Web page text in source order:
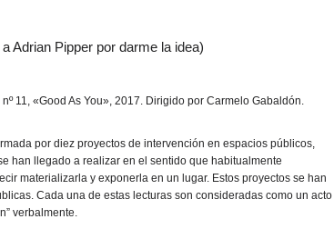
Adrian Pipper por darme la idea)
nº 11, «Good As You», 2017. Dirigido por Carmelo Gabaldón.
por diez proyectos de intervención en espacios públicos,
han llegado a realizar en el sentido que habitualmente
materializarla y exponerla en un lugar. Estos proyectos se han
Cada una de estas lecturas son consideradas como un acto
verbalmente.